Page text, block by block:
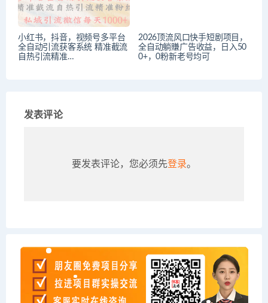
小红书，抖音，视频号多平台
全自动引流获客系统 精准截流
自热引流精准…
2026顶流风口快手短剧项目，
全自动躺賺广告收益，日入50
0+，0粉新老号均可
发表评论
要发表评论，您必须先登录。